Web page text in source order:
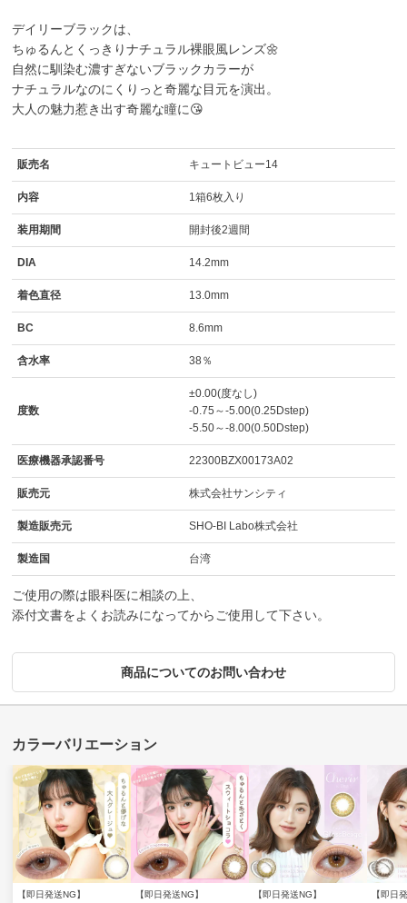
デイリーブラックは、
ちゅるんとくっきりナチュラル裸眼風レンズ🌼
自然に馴染む濃すぎないブラックカラーが
ナチュラルなのにくりっと奇麗な目元を演出。
大人の魅力惹き出す奇麗な瞳に😘
販売名 キュートビュー14
内容 1箱6枚入り
装用期間 開封後2週間
DIA 14.2mm
着色直径 13.0mm
BC 8.6mm
含水率 38％
度数
±0.00(度なし)
-0.75～-5.00(0.25Dstep)
-5.50～-8.00(0.50Dstep)
医療機器承認番号 22300BZX00173A02
販売元 株式会社サンシティ
製造販売元 SHO-BI Labo株式会社
製造国 台湾
ご使用の際は眼科医に相談の上、
添付文書をよくお読みになってからご使用して下さい。
商品についてのお問い合わせ
【即日発送NG】
【即日発送NG】
【即日発送NG】
【即日